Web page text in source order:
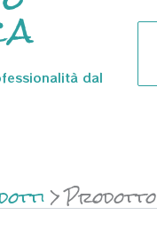
dal
Prodotto